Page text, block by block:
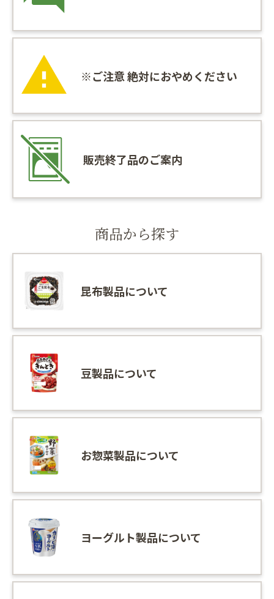
※ご注意 絶対におやめください
販売終了品のご案内
商品から探す
昆布製品について
豆製品について
お惣菜製品について
ヨーグルト製品について